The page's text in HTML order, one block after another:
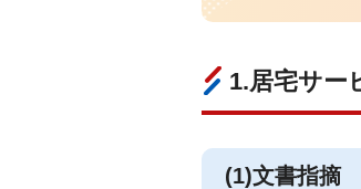
1.居宅サー
(1)文書指摘